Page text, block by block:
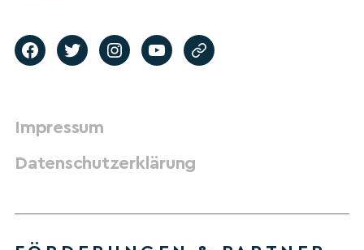
Impressum
Datenschutzerklärung